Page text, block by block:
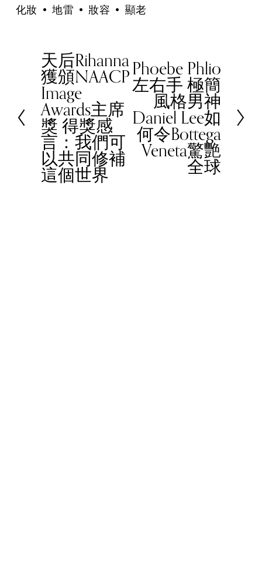
化妝 地雷 妝容 顯老
P
r
e
v
i
o
u
s
天后Rihanna
獲頒NAACP
Image
Awards主席
獎 得獎感
言：我們可
以共同修補
這個世界
N
e
t
Phoebe Phlio
左右手 極簡
風格男神
Daniel Lee如
何令Bottega
Veneta驚艷
全球